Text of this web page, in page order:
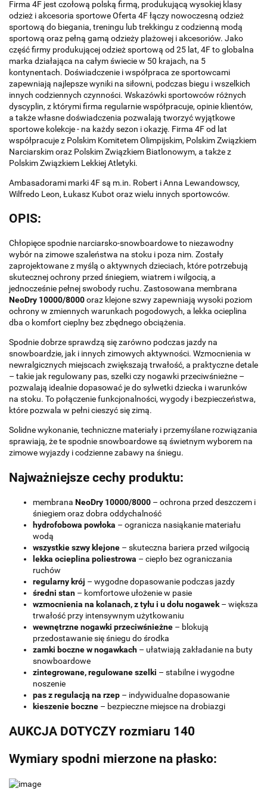
Firma 4F jest czołową polską firmą, produkującą wysokiej klasy
odzież i akcesoria sportowe Oferta 4F łączy nowoczesną odzież
sportową do biegania, treningu lub trekkingu z codzienną modą
sportową oraz pełną gamą odzieży plażowej i akcesoriów. Jako
część firmy produkującej odzież sportową od 25 lat, 4F to globalna
marka działająca na całym świecie w 50 krajach, na 5
kontynentach. Doświadczenie i współpraca ze sportowcami
zapewniają najlepsze wyniki na siłowni, podczas biegu i wszelkich
innych codziennych czynności. Wskazówki sportowców różnych
dyscyplin, z którymi firma regularnie współpracuje, opinie klientów,
a także własne doświadczenia pozwalają tworzyć wyjątkowe
sportowe kolekcje - na każdy sezon i okazję. Firma 4F od lat
współpracuje z Polskim Komitetem Olimpijskim, Polskim Związkiem
Narciarskim oraz Polskim Związkiem Biatlonowym, a także z
Polskim Związkiem Lekkiej Atletyki.
Ambasadorami marki 4F są m.in. Robert i Anna Lewandowscy,
Wilfredo Leon, Łukasz Kubot oraz wielu innych sportowców.
OPIS:
Chłopięce spodnie narciarsko-snowboardowe to niezawodny
wybór na zimowe szaleństwa na stoku i poza nim. Zostały
zaprojektowane z myślą o aktywnych dzieciach, które potrzebują
skutecznej ochrony przed śniegiem, wiatrem i wilgocią, a
jednocześnie pełnej swobody ruchu. Zastosowana membrana
NeoDry 10000/8000oraz klejone szwy zapewniają wysoki poziom
ochrony w zmiennych warunkach pogodowych, a lekka ocieplina
dba o komfort cieplny bez zbędnego obciążenia.
Spodnie dobrze sprawdzą się zarówno podczas jazdy na
snowboardzie, jak i innych zimowych aktywności. Wzmocnienia w
newralgicznych miejscach zwiększają trwałość, a praktyczne detale
– takie jak regulowany pas, szelki czy nogawki przeciwśnieżne –
pozwalają idealnie dopasować je do sylwetki dziecka i warunków
na stoku. To połączenie funkcjonalności, wygody i bezpieczeństwa,
które pozwala w pełni cieszyć się zimą.
Solidne wykonanie, techniczne materiały i przemyślane rozwiązania
sprawiają, że te spodnie snowboardowe są świetnym wyborem na
zimowe wyjazdy i codzienne zabawy na śniegu.
Najważniejsze cechy produktu:
membrana NeoDry 10000/8000 – ochrona przed deszczem i
śniegiem oraz dobra oddychalność
hydrofobowa powłoka – ogranicza nasiąkanie materiału
wodą
wszystkie szwy klejone – skuteczna bariera przed wilgocią
lekka ocieplina poliestrowa – ciepło bez ograniczania
ruchów
regularny krój – wygodne dopasowanie podczas jazdy
średni stan – komfortowe ułożenie w pasie
wzmocnienia na kolanach, z tyłu i u dołu nogawek– większa
trwałość przy intensywnym użytkowaniu
wewnętrzne nogawki przeciwśnieżne – blokują
przedostawanie się śniegu do środka
zamki boczne w nogawkach – ułatwiają zakładanie na buty
snowboardowe
zintegrowane, regulowane szelki – stabilne i wygodne
noszenie
pas z regulacją na rzep – indywidualne dopasowanie
kieszenie boczne – bezpieczne miejsce na drobiazgi
AUKCJA DOTYCZY rozmiaru 140
Wymiary spodni mierzone na płasko: